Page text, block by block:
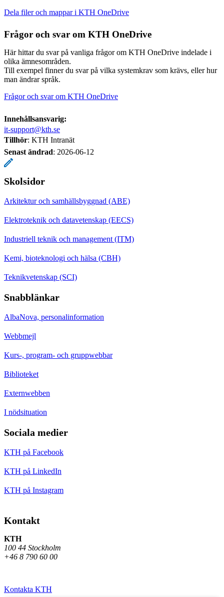
Dela filer och mappar i KTH OneDrive
Frågor och svar om KTH OneDrive
Här hittar du svar på vanliga frågor om KTH OneDrive indelade i
olika ämnesområden.
Till exempel finner du svar på vilka systemkrav som krävs, eller hur
man ändrar språk.
Frågor och svar om KTH OneDrive
Innehållsansvarig:
it-support@kth.se
Tillhör: KTH Intranät
Senast ändrad: 2026-06-12
Skolsidor
Arkitektur och samhällsbyggnad (ABE)
Elektroteknik och datavetenskap (EECS)
Industriell teknik och management (ITM)
Kemi, bioteknologi och hälsa (CBH)
Teknikvetenskap (SCI)
Snabblänkar
AlbaNova, personalinformation
Webbmejl
Kurs-, program- och gruppwebbar
Biblioteket
Externwebben
I nödsituation
Sociala medier
KTH på Facebook
KTH på LinkedIn
KTH på Instagram
Kontakt
KTH
100 44 Stockholm
+46 8 790 60 00
Kontakta KTH